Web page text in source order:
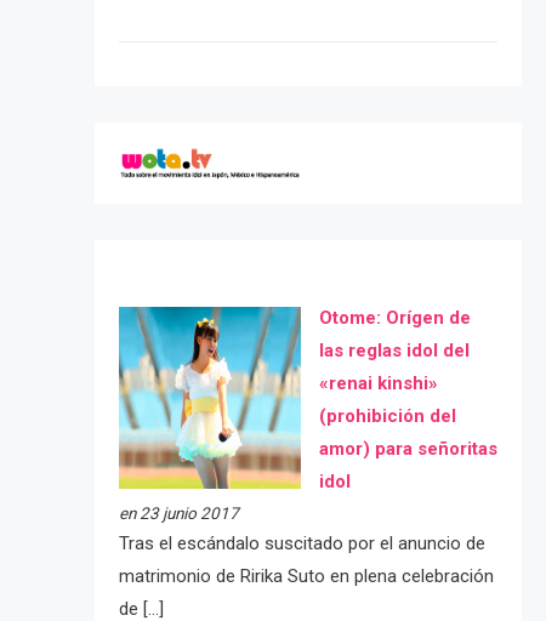
Otome: Orígen de
las reglas idol del
«renai kinshi»
(prohibición del
amor) para señoritas
idol
en 23 junio 2017
Tras el escándalo suscitado por el anuncio de
matrimonio de Ririka Suto en plena celebración
de […]